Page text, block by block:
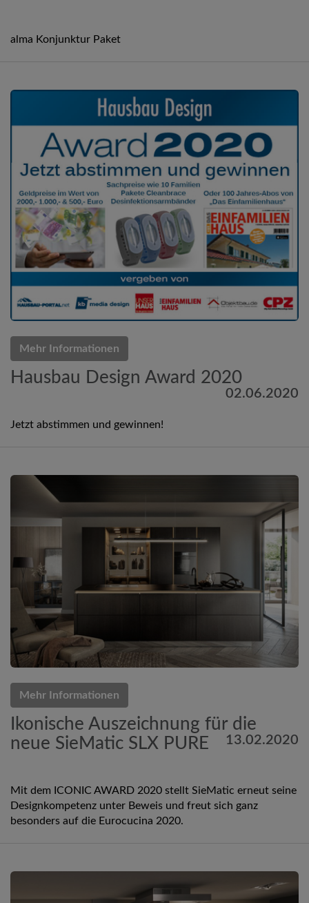
alma Konjunktur Paket
Mehr Informationen
Hausbau Design Award 2020
02.06.2020
Jetzt abstimmen und gewinnen!
Mehr Informationen
Ikonische Auszeichnung für die
neue SieMatic SLX PURE
13.02.2020
Mit dem ICONIC AWARD 2020 stellt SieMatic erneut seine
Designkompetenz unter Beweis und freut sich ganz
besonders auf die Eurocucina 2020.